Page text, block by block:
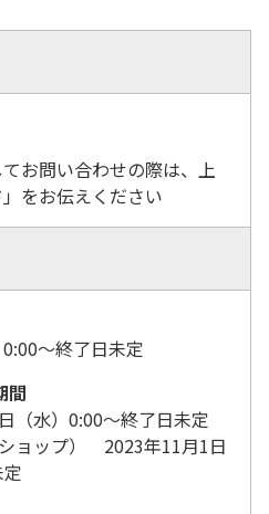
お問い合わせの際は、上
をお伝えください
～終了日未定
間
水）0:00～終了日未定
ョップ） 2023年11月1日